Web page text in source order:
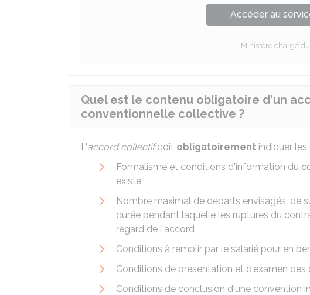
Accéder au
Ministère chargé
Quel est le contenu obligatoire d'un
conventionnelle collective ?
L'accord collectifdoit obligatoirement indiquer
Formalisme et conditions d'information du
existe
Nombre maximal de départs envisagés, de
durée pendant laquelle les ruptures du
regard de l'accord
Conditions à remplir par le salarié pour en
Conditions de présentation et d'examen
Conditions de conclusion d'une convention